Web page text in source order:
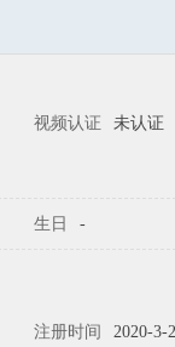
视频认证 未认证
生日 -
注册时间
2020-3-